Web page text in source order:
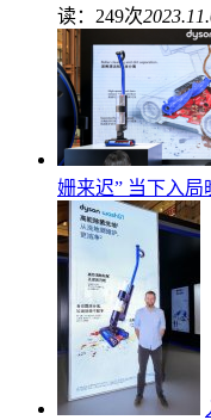
读：249次
姗来迟” 当下入局